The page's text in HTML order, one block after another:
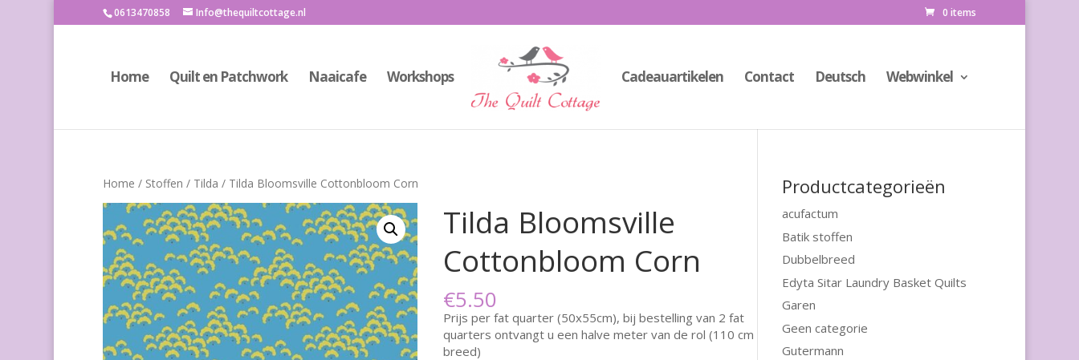
0613470858 Info@thequiltcottage.nl 0 items
Home Quilt en Patchwork Naaicafe Workshops Cadeauartikelen Contact Deutsch Webwinkel
Home / Stoffen / Tilda / Tilda Bloomsville Cottonbloom Corn
Tilda Bloomsville
Cottonbloom Corn
€5.50
Prijs per fat quarter (50x55cm), bij bestelling van 2 fat
quarters ontvangt u een halve meter van de rol (110 cm
breed)
Productcategorieën
acufactum
Batik stoffen
Dubbelbreed
Edyta Sitar Laundry Basket Quilts
Garen
Geen categorie
Gutermann